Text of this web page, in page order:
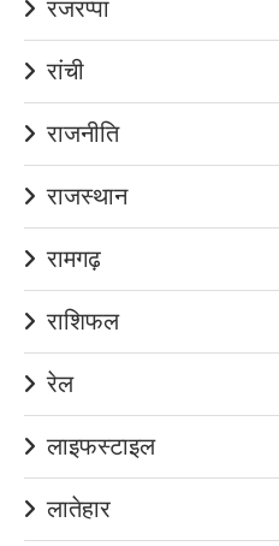
रजरप्पा
रांची
राजनीति
राजस्थान
रामगढ़
राशिफल
रेल
लाइफस्टाइल
लातेहार